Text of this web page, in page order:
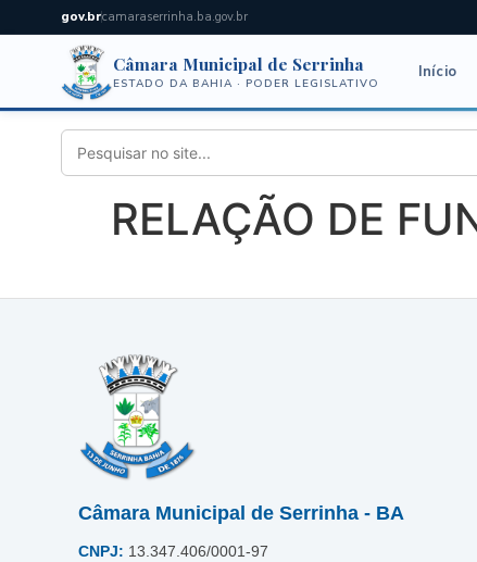
gov.brcamaraserrinha.ba.gov.br
Câmara Municipal de Serrinha
ESTADO DA BAHIA · PODER LEGISLATIVO
Início
RELAÇÃO DE
Câmara Municipal de Serrinha - BA
CNPJ: 13.347.406/0001-97